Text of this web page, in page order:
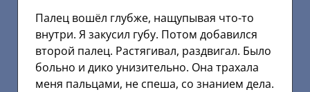
Палец вошёл глубже, нащупывая что-то
внутри. Я закусил губу. Потом добавился
второй палец. Растягивал, раздвигал. Было
больно и дико унизительно. Она трахала
меня пальцами, не спеша, со знанием дела.